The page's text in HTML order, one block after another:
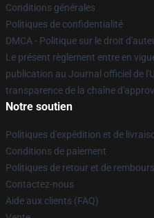
Conditions générales
Politiques de confidentialité
DMCA - Politique sur le droit
Le présent règlement entre en
publication au Journal officiel de
transparence de la chaîne
Notre soutien
Politiques d'expédition et de
Conditions de paiement
Politiques de retour et de
Contactez-nous
Aide aux clients (FAQ)